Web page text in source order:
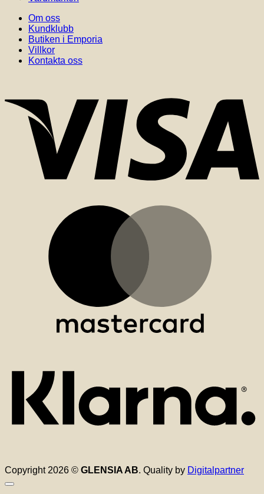
Om oss
Kundklubb
Butiken i Emporia
Villkor
Kontakta oss
Copyright 2026 © GLENSIA AB. Quality by Digitalpartner